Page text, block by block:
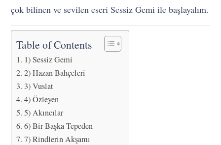
çok bilinen ve sevilen eseri Sessiz Gemi ile başlayalım.
Table of Contents
1) Sessiz Gemi
2) Hazan Bahçeleri
3) Vuslat
4) Özleyen
5) Akıncılar
6) Bir Başka Tepeden
7) Rindlerin Akşamı